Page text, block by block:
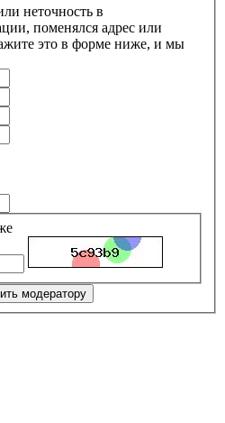
неточность в
поменялся адрес или
это в форме ниже, и мы
модератору